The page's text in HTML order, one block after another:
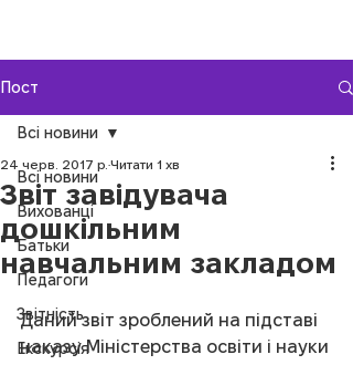
Пост
Всі новини
Вихованці
Батьки
Педагоги
Звітність
Екскурсія
Всі новини
Звіт завідувача
дошкільним
навчальним закладом
24 черв. 2017 р. Читати 1 хв
Даний звіт зроблений на підставі
наказу Міністерства освіти і науки